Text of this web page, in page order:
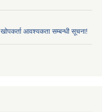
खोपकर्ता आवश्यकता सम्बन्धी सूचना!